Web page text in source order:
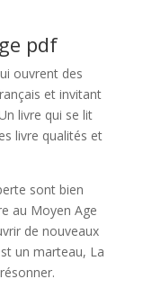
pdf
ouvrent des
et invitant
livre qui se lit
livre qualités et
sont bien
au Moyen Age
de nouveaux
un marteau, La